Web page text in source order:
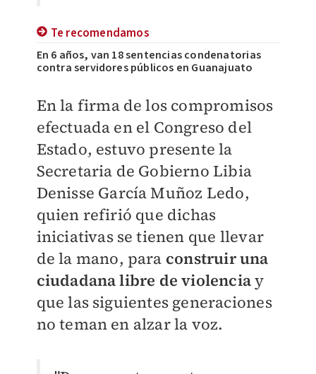
Te recomendamos
En 6 años, van 18 sentencias condenatorias
contra servidores públicos en Guanajuato
En la firma de los compromisos
efectuada en el Congreso del
Estado, estuvo presente la
Secretaria de Gobierno Libia
Denisse García Muñoz Ledo,
quien refirió que dichas
iniciativas se tienen que llevar
de la mano, para construir una
ciudadana libre de violenciay
que las siguientes generaciones
no teman en alzar la voz.